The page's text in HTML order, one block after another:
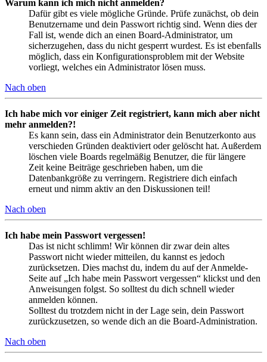
Warum kann ich mich nicht anmelden?
Dafür gibt es viele mögliche Gründe. Prüfe zunächst, ob dein
Benutzername und dein Passwort richtig sind. Wenn dies der
Fall ist, wende dich an einen Board-Administrator, um
sicherzugehen, dass du nicht gesperrt wurdest. Es ist ebenfalls
möglich, dass ein Konfigurationsproblem mit der Website
vorliegt, welches ein Administrator lösen muss.
Nach oben
Ich habe mich vor einiger Zeit registriert, kann mich aber nicht
mehr anmelden?!
Es kann sein, dass ein Administrator dein Benutzerkonto aus
verschieden Gründen deaktiviert oder gelöscht hat. Außerdem
löschen viele Boards regelmäßig Benutzer, die für längere
Zeit keine Beiträge geschrieben haben, um die
Datenbankgröße zu verringern. Registriere dich einfach
erneut und nimm aktiv an den Diskussionen teil!
Nach oben
Ich habe mein Passwort vergessen!
Das ist nicht schlimm! Wir können dir zwar dein altes
Passwort nicht wieder mitteilen, du kannst es jedoch
zurücksetzen. Dies machst du, indem du auf der Anmelde-
Seite auf „Ich habe mein Passwort vergessen“ klickst und den
Anweisungen folgst. So solltest du dich schnell wieder
anmelden können.
Solltest du trotzdem nicht in der Lage sein, dein Passwort
zurückzusetzen, so wende dich an die Board-Administration.
Nach oben